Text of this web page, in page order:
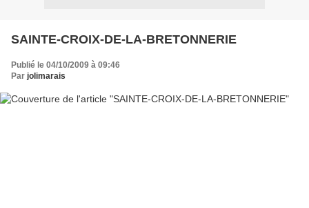
SAINTE-CROIX-DE-LA-BRETONNERIE
Publié le 04/10/2009 à 09:46
Par jolimarais